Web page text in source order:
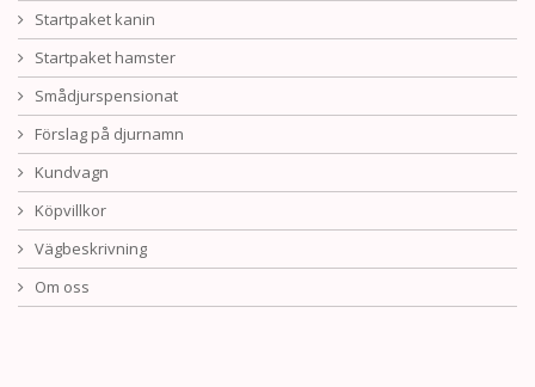
Startpaket kanin
Startpaket hamster
Smådjurspensionat
Förslag på djurnamn
Kundvagn
Köpvillkor
Vägbeskrivning
Om oss